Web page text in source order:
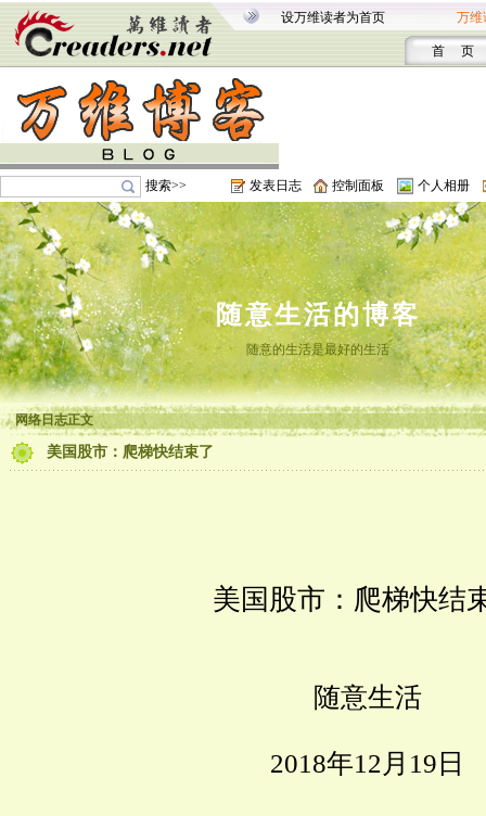
设万维读者为首页 万维
首 页
搜索>> 发表日志 控制面板 个人相册
随意生活的博客
随意的生活是最好的生活
网络日志正文
美国股市：爬梯快结束了
美国股市：爬梯快结
随意生活
2018年12 月 19 日